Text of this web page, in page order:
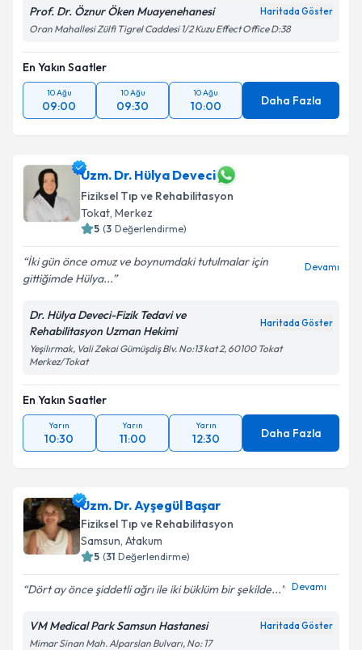
Prof. Dr. Öznur Öken Muayenehanesi Haritada Göster
Oran Mahallesi Zülfi Tigrel Caddesi 1/2 Kuzu Effect Office D:38
En Yakın Saatler
10 Ağu
09:00
10 Ağu
09:30
10 Ağu
10:00 Daha Fazla
Uzm. Dr. Hülya Deveci
Fiziksel Tıp ve Rehabilitasyon
Tokat, Merkez
5 (3 Değerlendirme)
İki gün önce omuz ve boynumdaki tutulmalar için
gittiğimde Hülya...
Devamı
Dr. Hülya Deveci-Fizik Tedavi ve
Rehabilitasyon Uzman Hekimi
Haritada Göster
Yeşilırmak, Vali Zekai Gümüşdiş Blv. No:13 kat 2, 60100 Tokat
Merkez/Tokat
En Yakın Saatler
Yarın
10:30
Yarın
11:00
Yarın
12:30 Daha Fazla
Uzm. Dr. Ayşegül Başar
Fiziksel Tıp ve Rehabilitasyon
Samsun, Atakum
5 (31 Değerlendirme)
Dört ay önce şiddetli ağrı ile iki büklüm bir şekilde... Devamı
VM Medical Park Samsun Hastanesi Haritada Göster
Mimar Sinan Mah. Alparslan Bulvarı, No: 17